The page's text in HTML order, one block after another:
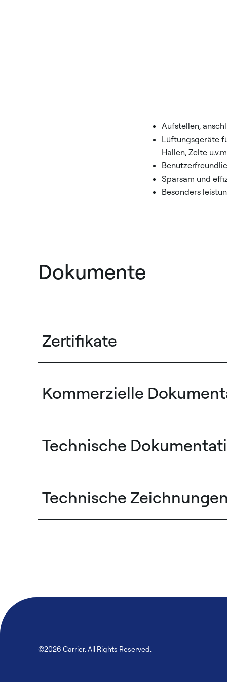
Aufstellen,
Lüftungsgeräte
Hallen, Zelte
Sparsam und
Besonders
Dokumente
Zertifikate
Kommerzielle
Technische
Technische
©2026 Carrier. All Rights Reserved.